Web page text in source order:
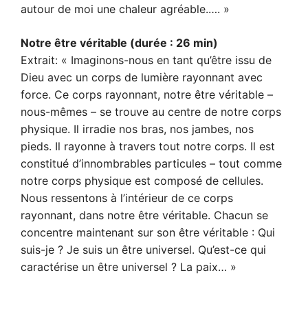
autour de moi une chaleur agréable.…. »
Notre être véritable (durée : 26 min)
Extrait: « Imaginons-nous en tant qu’être issu de
Dieu avec un corps de lumière rayonnant avec
force. Ce corps rayonnant, notre être véritable –
nous-mêmes – se trouve au centre de notre corps
physique. Il irradie nos bras, nos jambes, nos
pieds. Il rayonne à travers tout notre corps. Il est
constitué d’innombrables particules – tout comme
notre corps physique est composé de cellules.
Nous ressentons à l’intérieur de ce corps
rayonnant, dans notre être véritable. Chacun se
concentre maintenant sur son être véritable : Qui
suis-je ? Je suis un être universel. Qu’est-ce qui
caractérise un être universel ? La paix… »